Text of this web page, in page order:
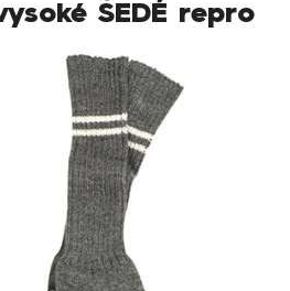
ŠEDÉ repro